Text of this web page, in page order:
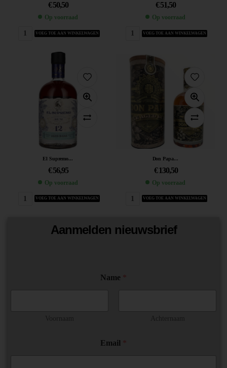
€50,50
Op voorraad
VOEG TOE AAN WINKELWAGEN
€51,50
Op voorraad
VOEG TOE AAN WINKELWAGEN
El Supremo...
€56,95
Op voorraad
VOEG TOE AAN WINKELWAGEN
Don Papa...
€ 130,50
Op voorraad
VOEG TOE AAN WINKELWAGEN
Aanmelden nieuwsbrief
a
*
Name
Email